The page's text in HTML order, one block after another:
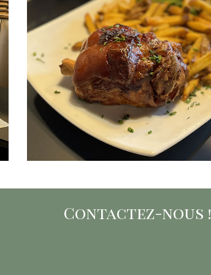
nos évènements
Contactez-nous !